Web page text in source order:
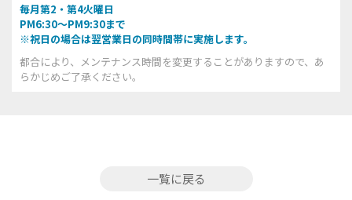
毎月第2・第4火曜日
PM6:30～PM9:30まで
※祝日の場合は翌営業日の同時間帯に実施します。
都合により、メンテナンス時間を変更することがありますので、あ
らかじめご了承ください。
一覧に戻る